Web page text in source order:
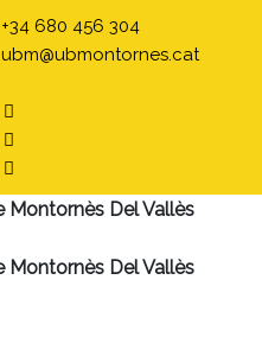
+34 680 456 304
ubm@ubmontornes.cat